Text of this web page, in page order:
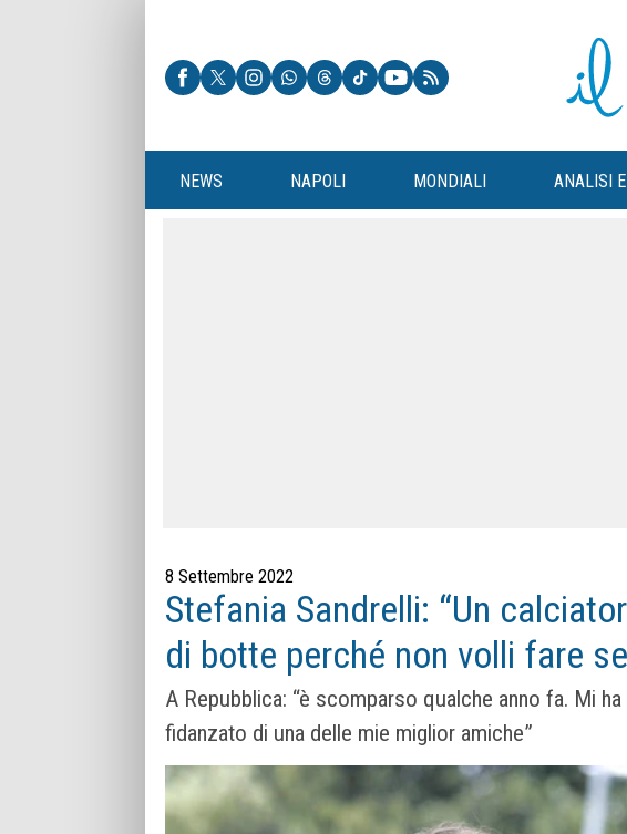
NEWS NAPOLI MONDIALI ANALISI
8 Settembre 2022
Stefania Sandrelli: “Un
di botte perché non volli fare
A Repubblica: “è scomparso qualche anno fa. Mi
fidanzato di una delle mie miglior amiche”